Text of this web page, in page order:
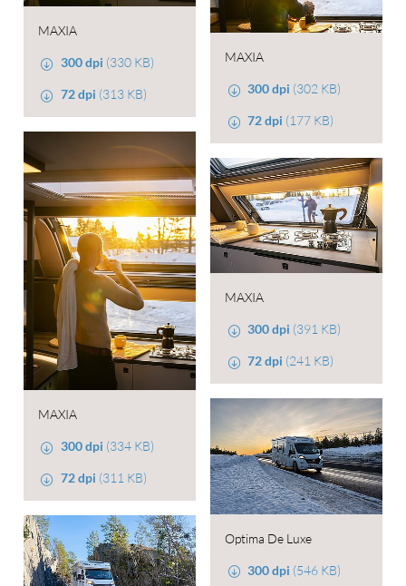
MAXIA
300 dpi (330 KB)
72 dpi (313 KB)
MAXIA
300 dpi (302 KB)
72 dpi (177 KB)
MAXIA
300 dpi (334 KB)
72 dpi (311 KB)
MAXIA
300 dpi (391 KB)
72 dpi (241 KB)
Optima De Luxe
300 dpi (546 KB)